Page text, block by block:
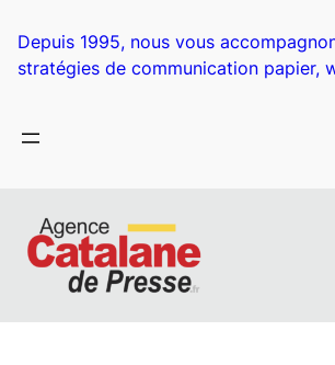
contenu
Depuis 1995, nous vous
stratégies de communication papier,